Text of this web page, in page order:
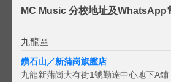
MC Music 分校地址及WhatsApp
九龍區
鑽石山／新蒲崗旗艦店
九龍新蒲崗大有街1號勤達中心地下A鋪